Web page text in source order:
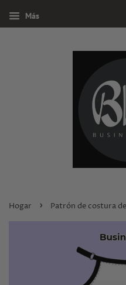
Más
Hogar › Patrón de costura